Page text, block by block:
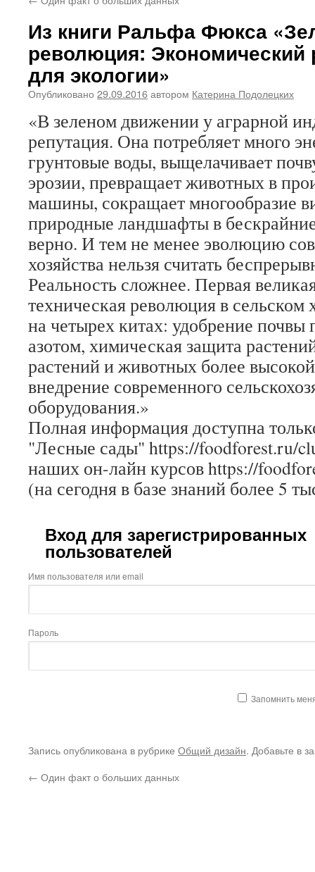
Из книги Ральфа Фюкса
революция: Экономический
для экологии»
Опубликовано 29.09.2016автором Катерина Подолецких
«В зеленом движении у аграрной
репутация. Она потребляет много
грунтовые воды, выщелачивает
эрозии, превращает животных в
машины, сокращает многообразие
природные ландшафты в
верно. И тем не менее эволюцию
хозяйства нельзя считать
Реальность сложнее. Первая
техническая революция в сельском
на четырех китах: удобрение
азотом, химическая защита
растений и животных более
внедрение современного
оборудования.»
Полная информация доступна
"Лесные сады" https://foodforest.ru/
наших он-лайн курсов https://
(на сегодня в базе знаний более 5
Вход для зарегистрированных
пользователей
Имя пользователя или email
Пароль
Запомнить
Запись опубликована в рубрике Общий дизайн. Добавьте в
← Один факт о больших данных